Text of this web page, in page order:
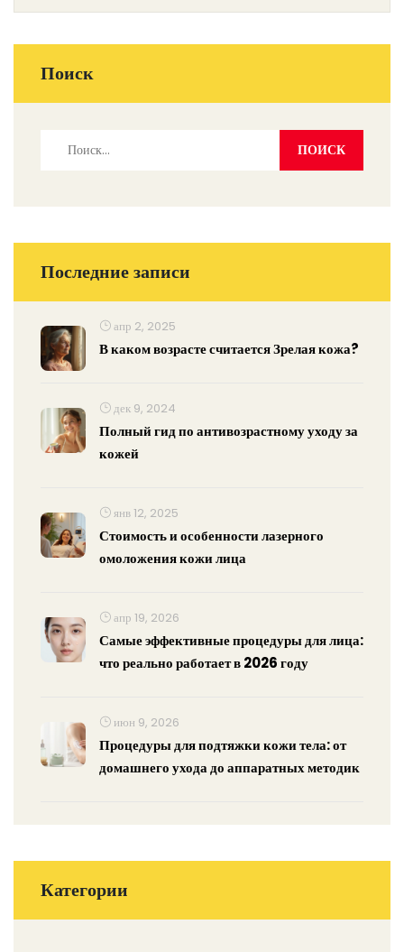
Поиск
Последние записи
апр 2, 2025
В каком возрасте считается Зрелая кожа?
дек 9, 2024
Полный гид по антивозрастному уходу за
кожей
янв 12, 2025
Стоимость и особенности лазерного
омоложения кожи лица
апр 19, 2026
Самые эффективные процедуры для лица:
что реально работает в 2026 году
июн 9, 2026
Процедуры для подтяжки кожи тела: от
домашнего ухода до аппаратных методик
Категории